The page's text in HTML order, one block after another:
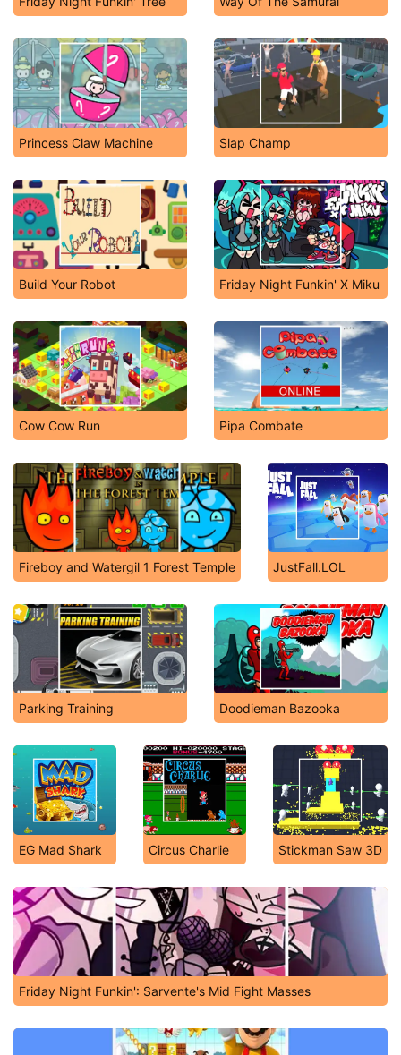
Princess Claw Machine Slap Champ
Build Your Robot Friday Night Funkin' X Miku
Cow Cow Run Pipa Combate
Fireboy and Watergil 1 Forest Temple JustFall.LOL
Parking Training Doodieman Bazooka
EG Mad Shark Circus Charlie Stickman Saw 3D
Friday Night Funkin': Sarvente's Mid Fight Masses